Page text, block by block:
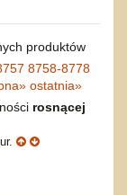
produktów
8758-8778
» ostatnia»
rosnącej